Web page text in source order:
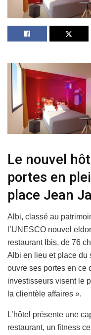
Le nouvel
portes en
place Jean
Albi, classé au
l’UNESCO nouvel
restaurant Ibis, de 76
Albi en lieu et place du
ouvre ses portes en ce
investisseurs visent le
la clientèle affaires ».
L’hôtel présente une
restaurant, un fitness